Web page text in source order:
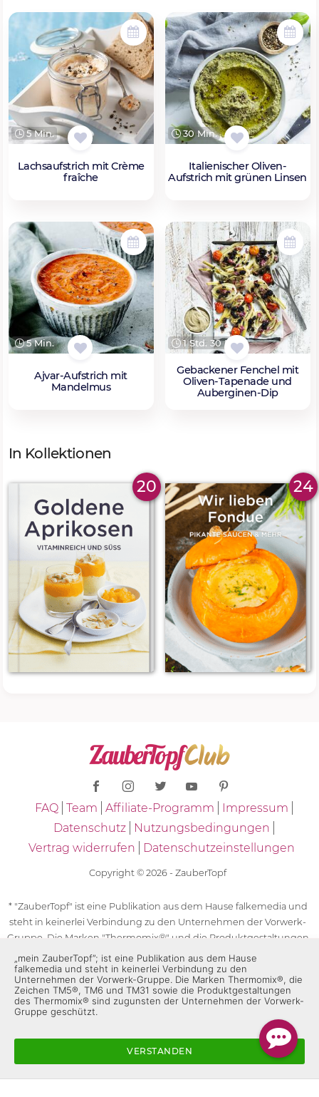
5 Min.
Lachsaufstrich mit Crème
fraîche
30 Min.
Italienischer Oliven-
Aufstrich mit grünen Linsen
5 Min.
Ajvar-Aufstrich mit
Mandelmus
1 Std. 30 Min.
Gebackener Fenchel mit
Oliven-Tapenade und
Auberginen-Dip
In Kollektionen
20 24
FAQ Team Affiliate-Programm
Impressum
Datenschutz
Nutzungsbedingungen
Vertrag widerrufen
Datenschutzeinstellungen
Copyright © 2026 - ZauberTopf
* "ZauberTopf" ist eine Publikation aus dem Hause falkemedia und
steht in keinerlei Verbindung zu den Unternehmen der Vorwerk-
Gruppe. Die Marken "Thermomix®" und die Produktgestaltungen
des "Thermomix®" sind eingetragene Marken der Unternehmen
der Vorwerk-Gruppe. Die Marken Thermomix®, die Zeichen TM5®,
TM6 und TM31 sowie die Produktgestaltungen des Thermomix®
sind zugunsten der Unternehmen der Vorwerk-Gruppe
geschützt. Für die Rezeptangaben in "ZauberTopf" ist
„mein ZauberTopf”; ist eine Publikation aus dem Hause
falkemedia und steht in keinerlei Verbindung zu den
Unternehmen der Vorwerk-Gruppe. Die Marken Thermomix®, die
Zeichen TM5®, TM6 und TM31 sowie die Produktgestaltungen
des Thermomix® sind zugunsten der Unternehmen der Vorwerk-
Gruppe geschützt.
VERSTANDEN